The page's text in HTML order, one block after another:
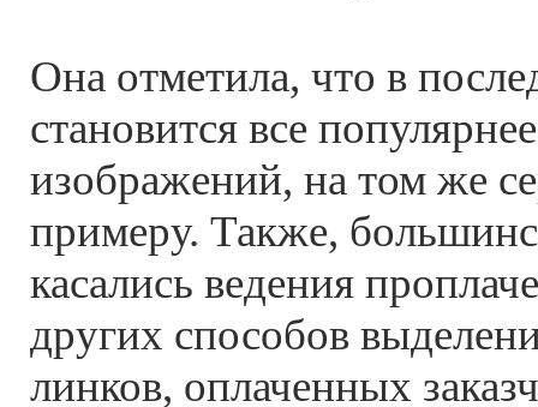
Она отметила, что в
становится все
изображений, на том же
примеру. Также,
касались ведения
других способов
линков, оплаченных